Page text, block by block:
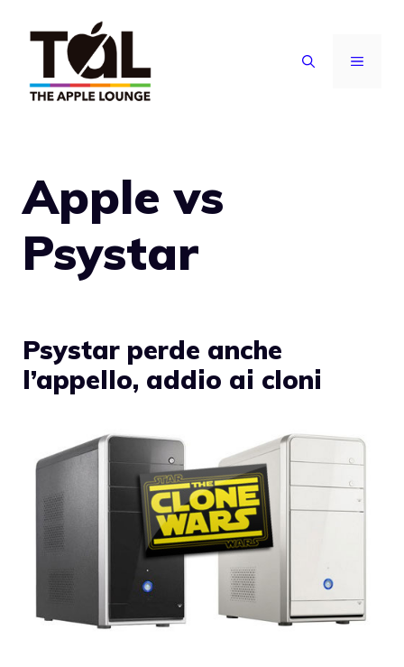
contenuto
MENU
Apple vs
Psystar
Psystar perde anche
l’appello, addio ai cloni